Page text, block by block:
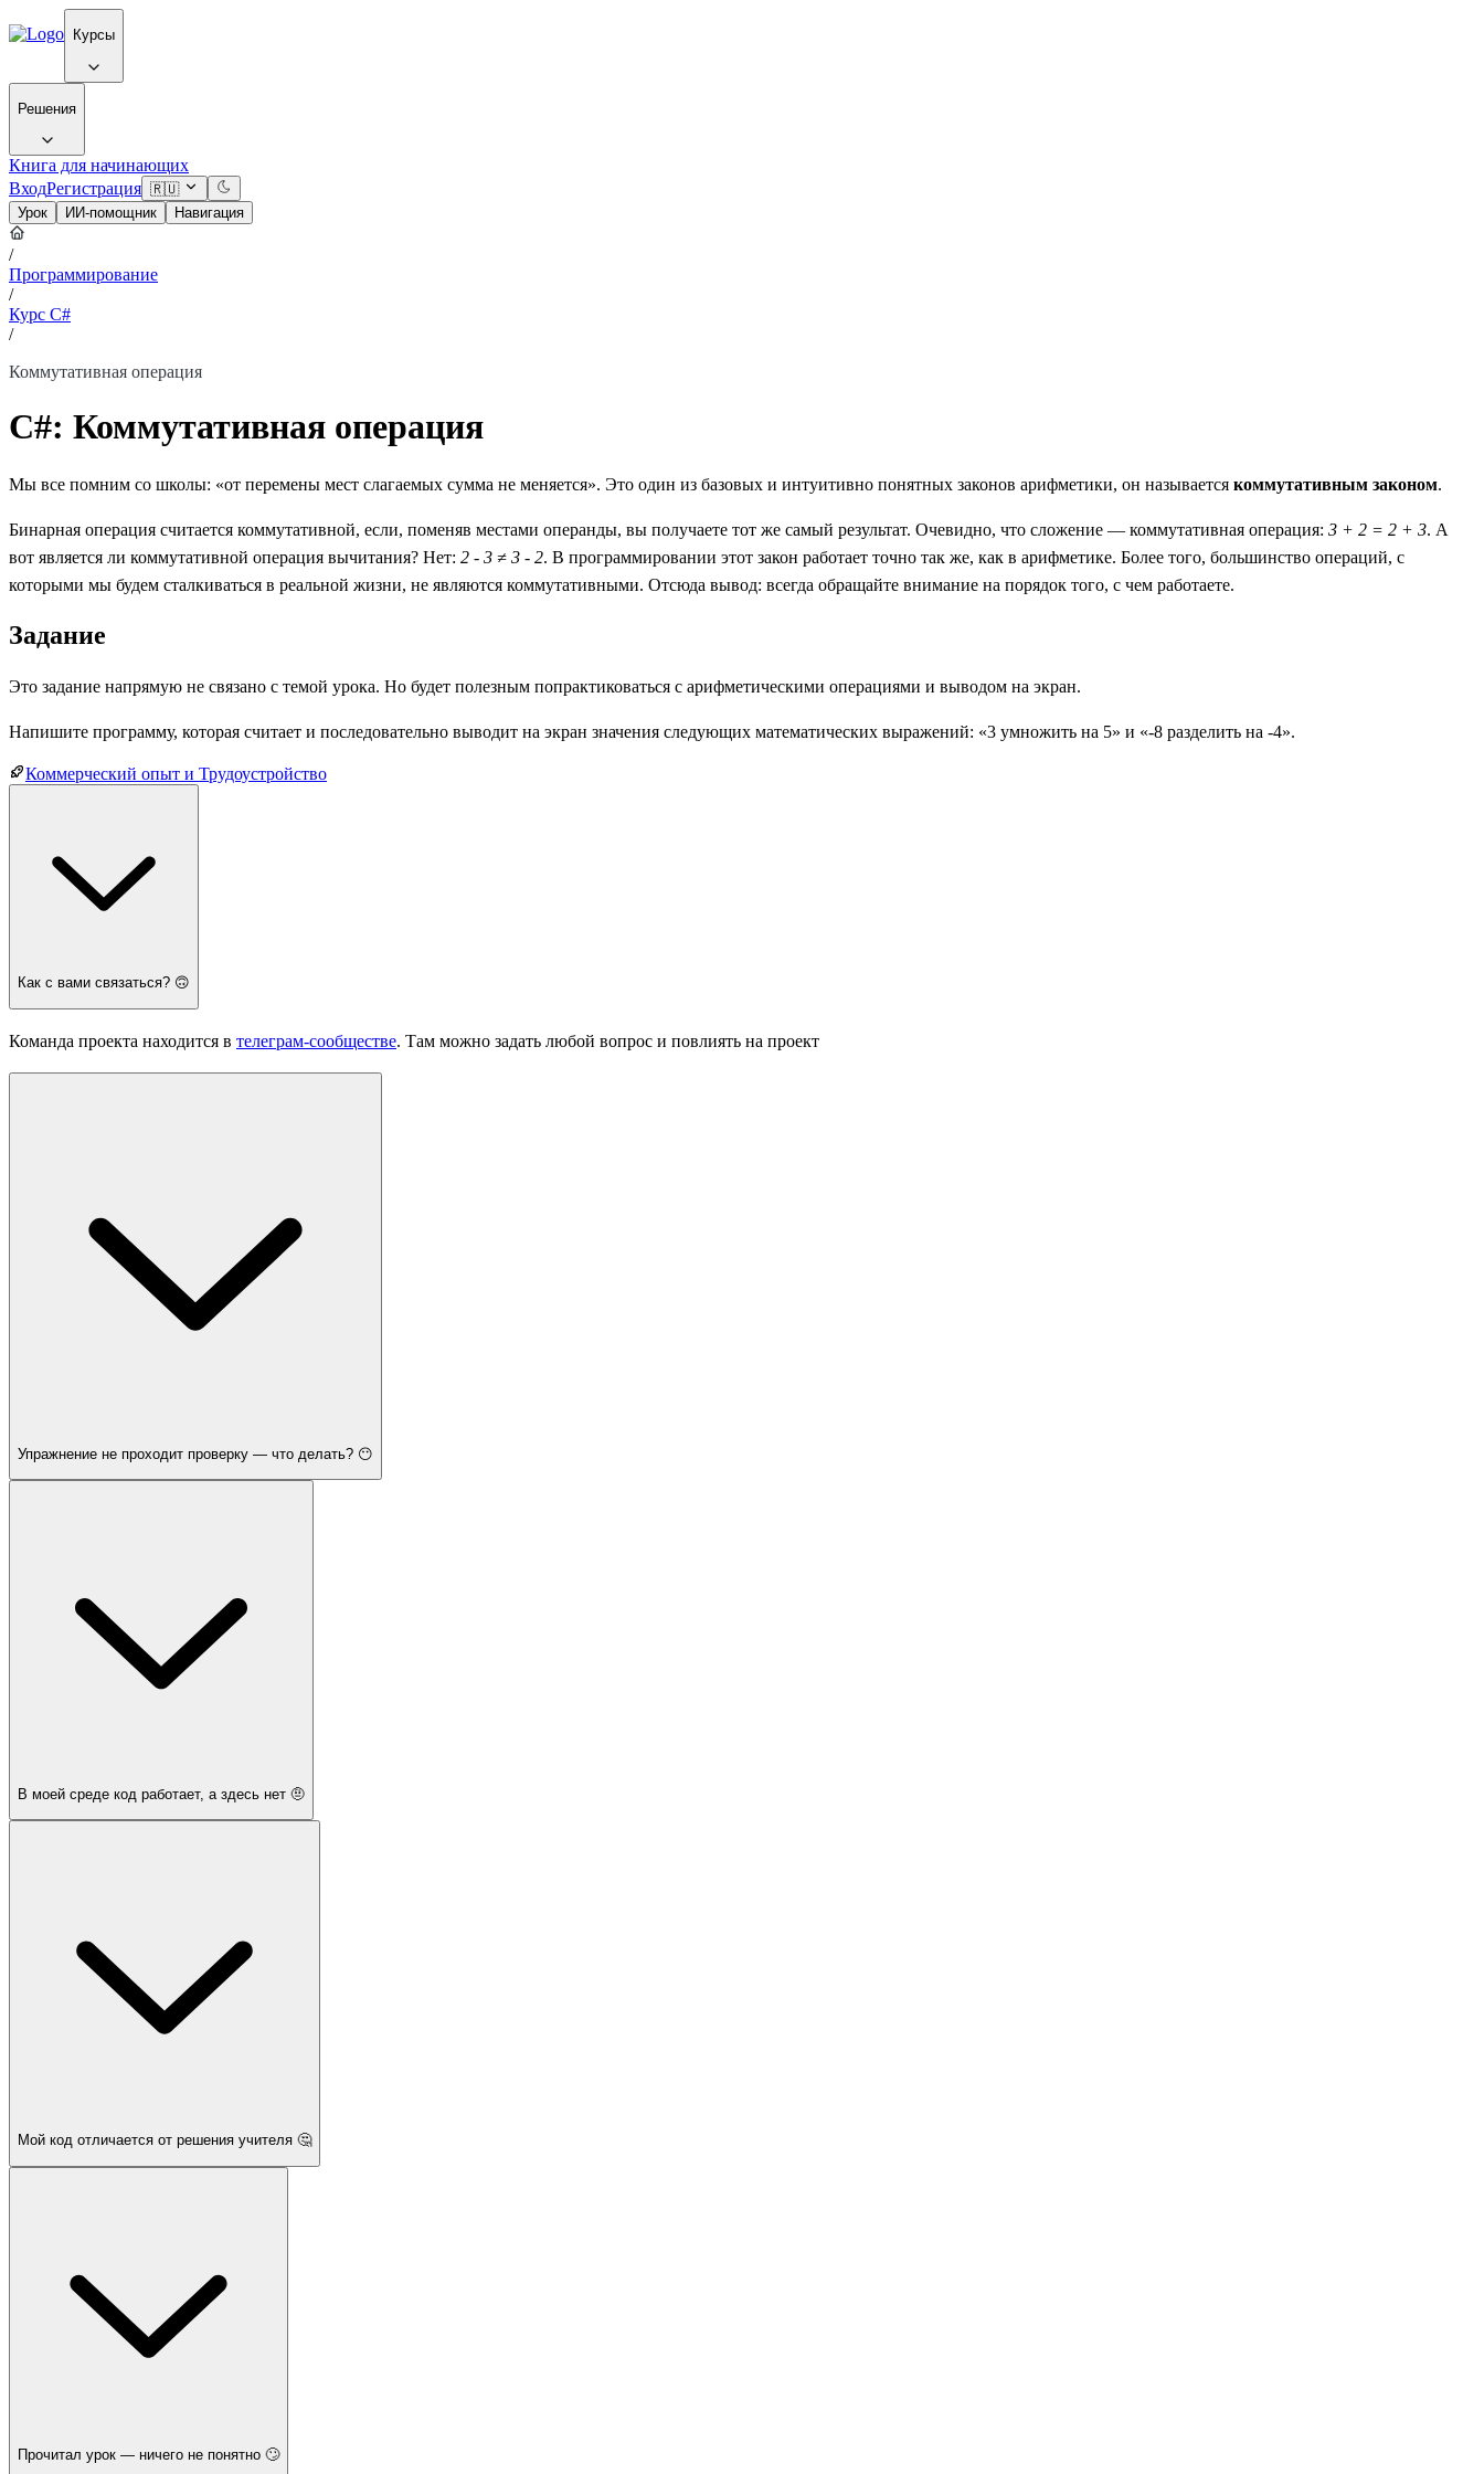
Курсы
Решения
Книга для начинающих
ВходРегистрация 🇷🇺
Урок
ИИ-помощник Навигация
/
Программирование
/
Курс C#
/
Коммутативная операция
C#: Коммутативная операция
Мы все помним со школы: «от перемены мест слагаемых сумма не меняется». Это один из базовых и интуитивно понятных законов арифметики, он называется коммутативным законом.
Бинарная операция считается коммутативной, если, поменяв местами операнды, вы получаете тот же самый результат. Очевидно, что сложение — коммутативная операция: 3 + 2 = 2 + 3. А
вот является ли коммутативной операция вычитания? Нет: 2 - 3 ≠ 3 - 2. В программировании этот закон работает точно так же, как в арифметике. Более того, большинство операций, с
которыми мы будем сталкиваться в реальной жизни, не являются коммутативными. Отсюда вывод: всегда обращайте внимание на порядок того, с чем работаете.
Задание
Это задание напрямую не связано с темой урока. Но будет полезным попрактиковаться с арифметическими операциями и выводом на экран.
Напишите программу, которая считает и последовательно выводит на экран значения следующих математических выражений: «3 умножить на 5» и «-8 разделить на -4».
Коммерческий опыт и Трудоустройство
Как с вами связаться? 🙃
Команда проекта находится в телеграм-сообществе. Там можно задать любой вопрос и повлиять на проект
Упражнение не проходит проверку — что делать? 😶
В моей среде код работает, а здесь нет 🤨
Мой код отличается от решения учителя 🤔
Прочитал урок — ничего не понятно 🙄